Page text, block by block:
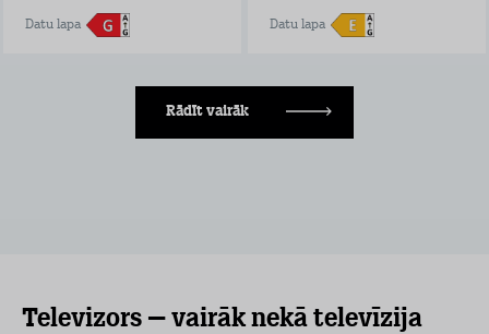
Datu lapa Datu lapa
Rādīt vairāk
Televizors – vairāk nekā televīzija